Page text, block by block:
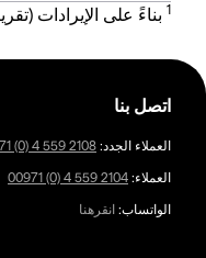
1 بناءً على الإيرادات (تقرير
اتصل بنا
العملاء الجدد: (0) 4 559 2108
العملاء: 00971 (0) 4 559 2104
الواتساب: انقرهنا